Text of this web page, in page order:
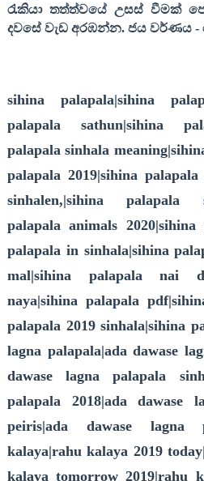
රැකියා තත්ත්වයේ උසස් වීමක්
දවසේ වැඩ අරඹන්න.ජය වර්ණය-
sihina palapala|sihina
palapala sathun|sihina
palapala sinhala
palapala 2019|sihina
sinhalen,|sihina palapala
palapala animals
palapala in sinhala|sihina
mal|sihina palapala nai
naya|sihina palapala
palapala 2019 sinhala|sihina
lagna palapala|ada dawase
dawase lagna palapala
palapala 2018|ada dawase
peiris|ada dawase lagna
kalaya|rahu kalaya 2019
kalaya tomorrow 2019|rahu